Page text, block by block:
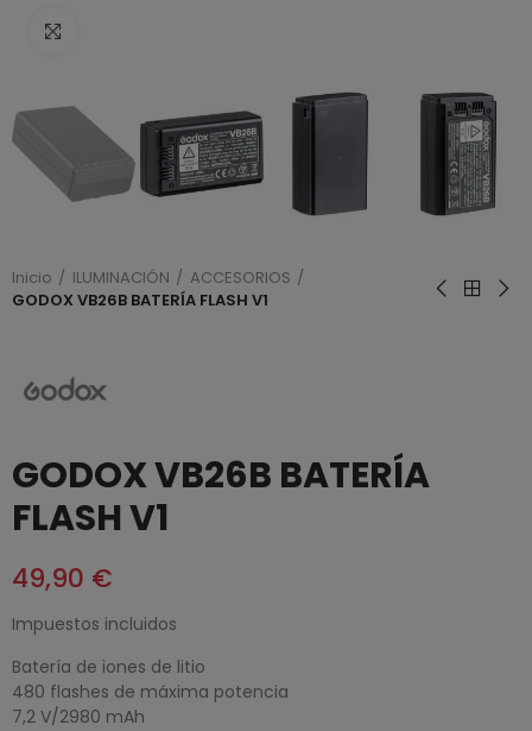
Inicio ILUMINACIÓN
ACCESORIOS
GODOX VB26B BATERÍA FLASH V1
GODOX VB26B BATERÍA
FLASH V1
49,90 €
Impuestos incluidos
Batería de iones de litio
480 flashes de máxima potencia
7,2 V/2980 mAh